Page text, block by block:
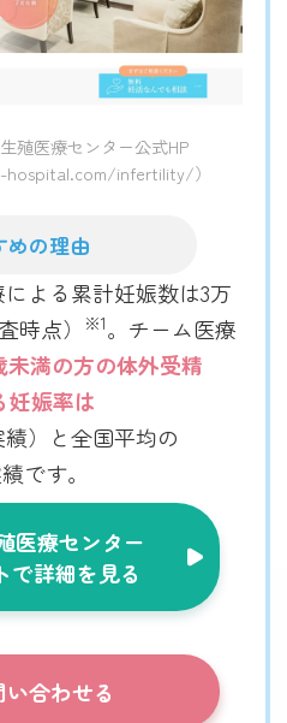
殖医療センター公式HP
hospital.com/infertility/）
めの理由
よる累計妊娠数は3万
時点）
※1。チーム医療
未満の方の体外受精
妊娠率は
績）と全国平均の
です。
医療センター
で詳細を見る
合わせる